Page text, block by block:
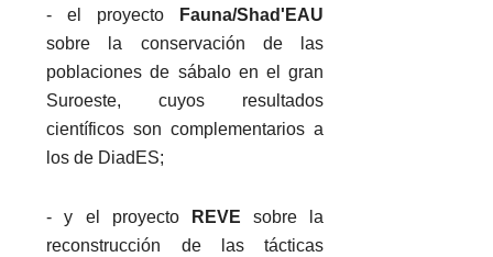
- el proyecto
Fauna/Shad'EAU
sobre la conservación de las
poblaciones de sábalo en el gran
Suroeste, cuyos resultados
científicos son complementarios a
los de DiadES;
- y el proyecto REVE sobre la
reconstrucción de las tácticas